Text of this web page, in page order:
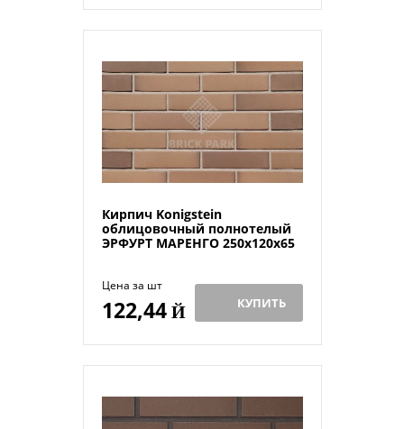
Кирпич Konigstein
облицовочный полнотелый
ЭРФУРТ МАРЕНГО 250х120х65
Цена за шт
122,44Й КУПИТЬ